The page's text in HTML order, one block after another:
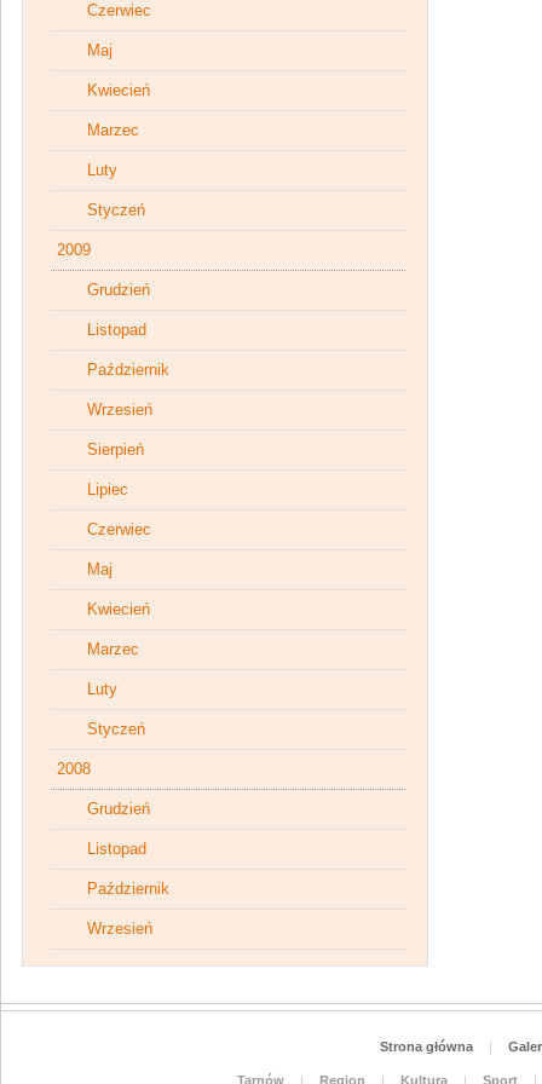
Czerwiec
Maj
Kwiecień
Marzec
Luty
Styczeń
2009
Grudzień
Listopad
Październik
Wrzesień
Sierpień
Lipiec
Czerwiec
Maj
Kwiecień
Marzec
Luty
Styczeń
2008
Grudzień
Listopad
Październik
Wrzesień
Strona główna |
Tarnów | Region | Kultura | Sport
|